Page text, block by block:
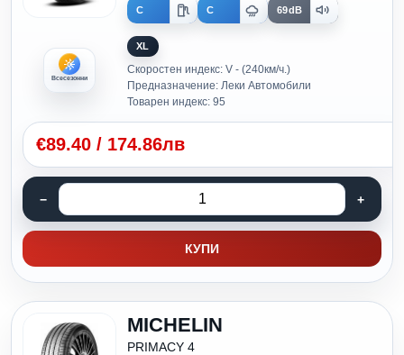
Всесезонни
C C 69dB
XL
Скоростен индекс: V - (240км/ч.)
Предназначение: Леки Автомобили
Товарен индекс: 95
€89.40 / 174.86лв
КУПИ
MICHELIN
PRIMACY 4